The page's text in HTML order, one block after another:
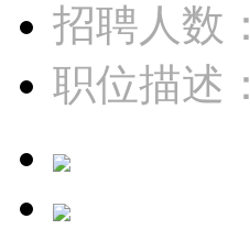
招聘人数：
职位描述：